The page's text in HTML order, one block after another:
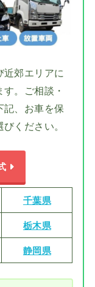
郊エリアに
。ご相談・
、お車を保
ください。
千葉県
栃木県
静岡県